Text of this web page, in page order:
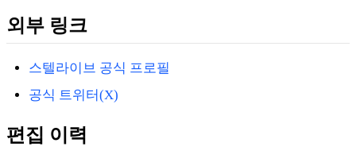
외부 링크
스텔라이브 공식 프로필
공식 트위터(X)
편집 이력